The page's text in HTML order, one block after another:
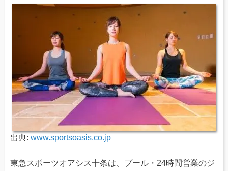
出典: www.sportsoasis.co.jp
東急スポーツオアシス十条は、プール・24時間営業のジ